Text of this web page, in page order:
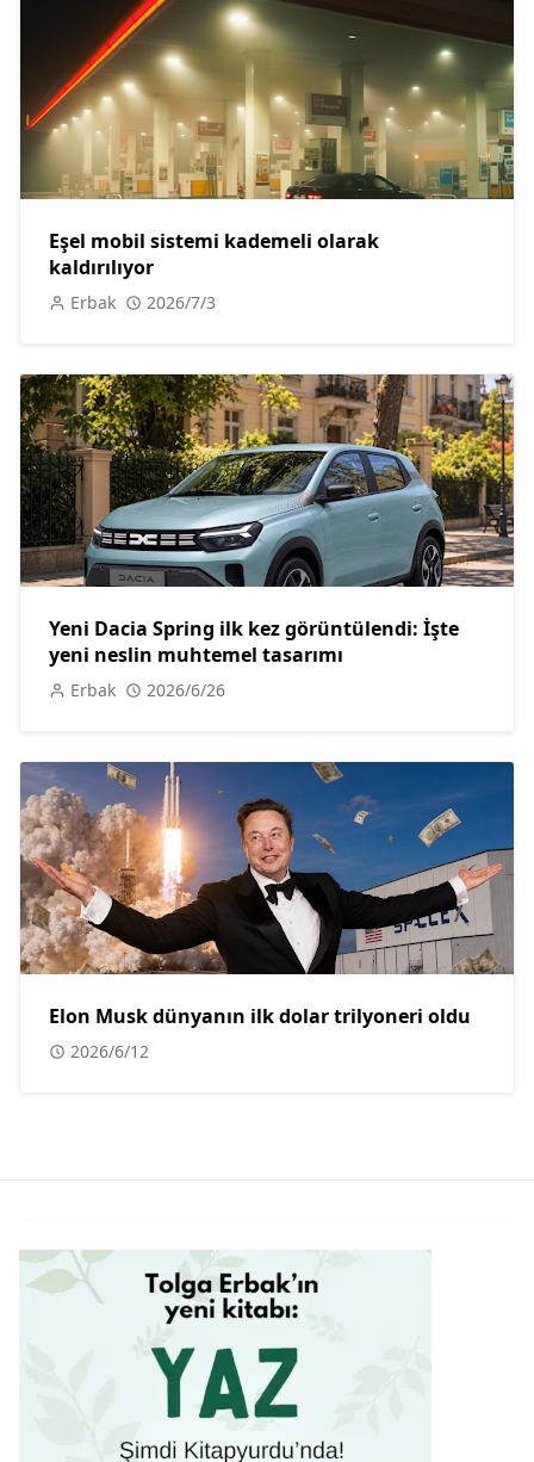
Eşel mobil sistemi kademeli olarak
kaldırılıyor
Erbak 2026/7/3
Yeni Dacia Spring ilk kez görüntülendi: İşte
yeni neslin muhtemel tasarımı
Erbak 2026/6/26
Elon Musk dünyanın ilk dolar trilyoneri oldu
2026/6/12